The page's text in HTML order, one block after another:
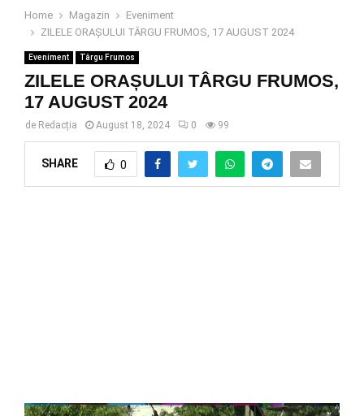
Home Magazin
Eveniment
ZILELE ORAȘULUI TÂRGU FRUMOS, 17 AUGUST 2024
Eveniment Târgu Frumos
ZILELE ORAȘULUI TÂRGU FRUMOS,
17 AUGUST 2024
de Redacția August 18, 2024 0 99
SHARE 0